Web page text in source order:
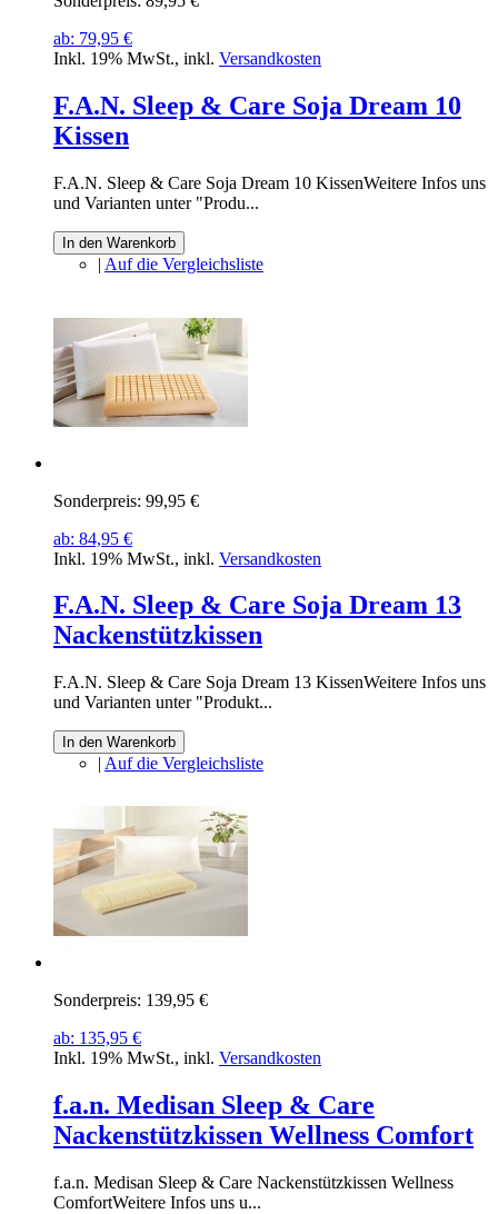
ab: 79,95 €
Inkl. 19% MwSt., inkl. Versandkosten
F.A.N. Sleep & Care Soja Dream 10
Kissen
F.A.N. Sleep & Care Soja Dream 10 KissenWeitere Infos uns
und Varianten unter "Produ...
In den Warenkorb
| Auf die Vergleichsliste
Sonderpreis: 99,95 €
ab: 84,95 €
Inkl. 19% MwSt., inkl. Versandkosten
F.A.N. Sleep & Care Soja Dream 13
Nackenstützkissen
F.A.N. Sleep & Care Soja Dream 13 KissenWeitere Infos uns
und Varianten unter "Produkt...
In den Warenkorb
| Auf die Vergleichsliste
Sonderpreis: 139,95 €
ab: 135,95 €
Inkl. 19% MwSt., inkl. Versandkosten
f.a.n. Medisan Sleep & Care
Nackenstützkissen Wellness Comfort
f.a.n. Medisan Sleep & Care Nackenstützkissen Wellness
ComfortWeitere Infos uns u...